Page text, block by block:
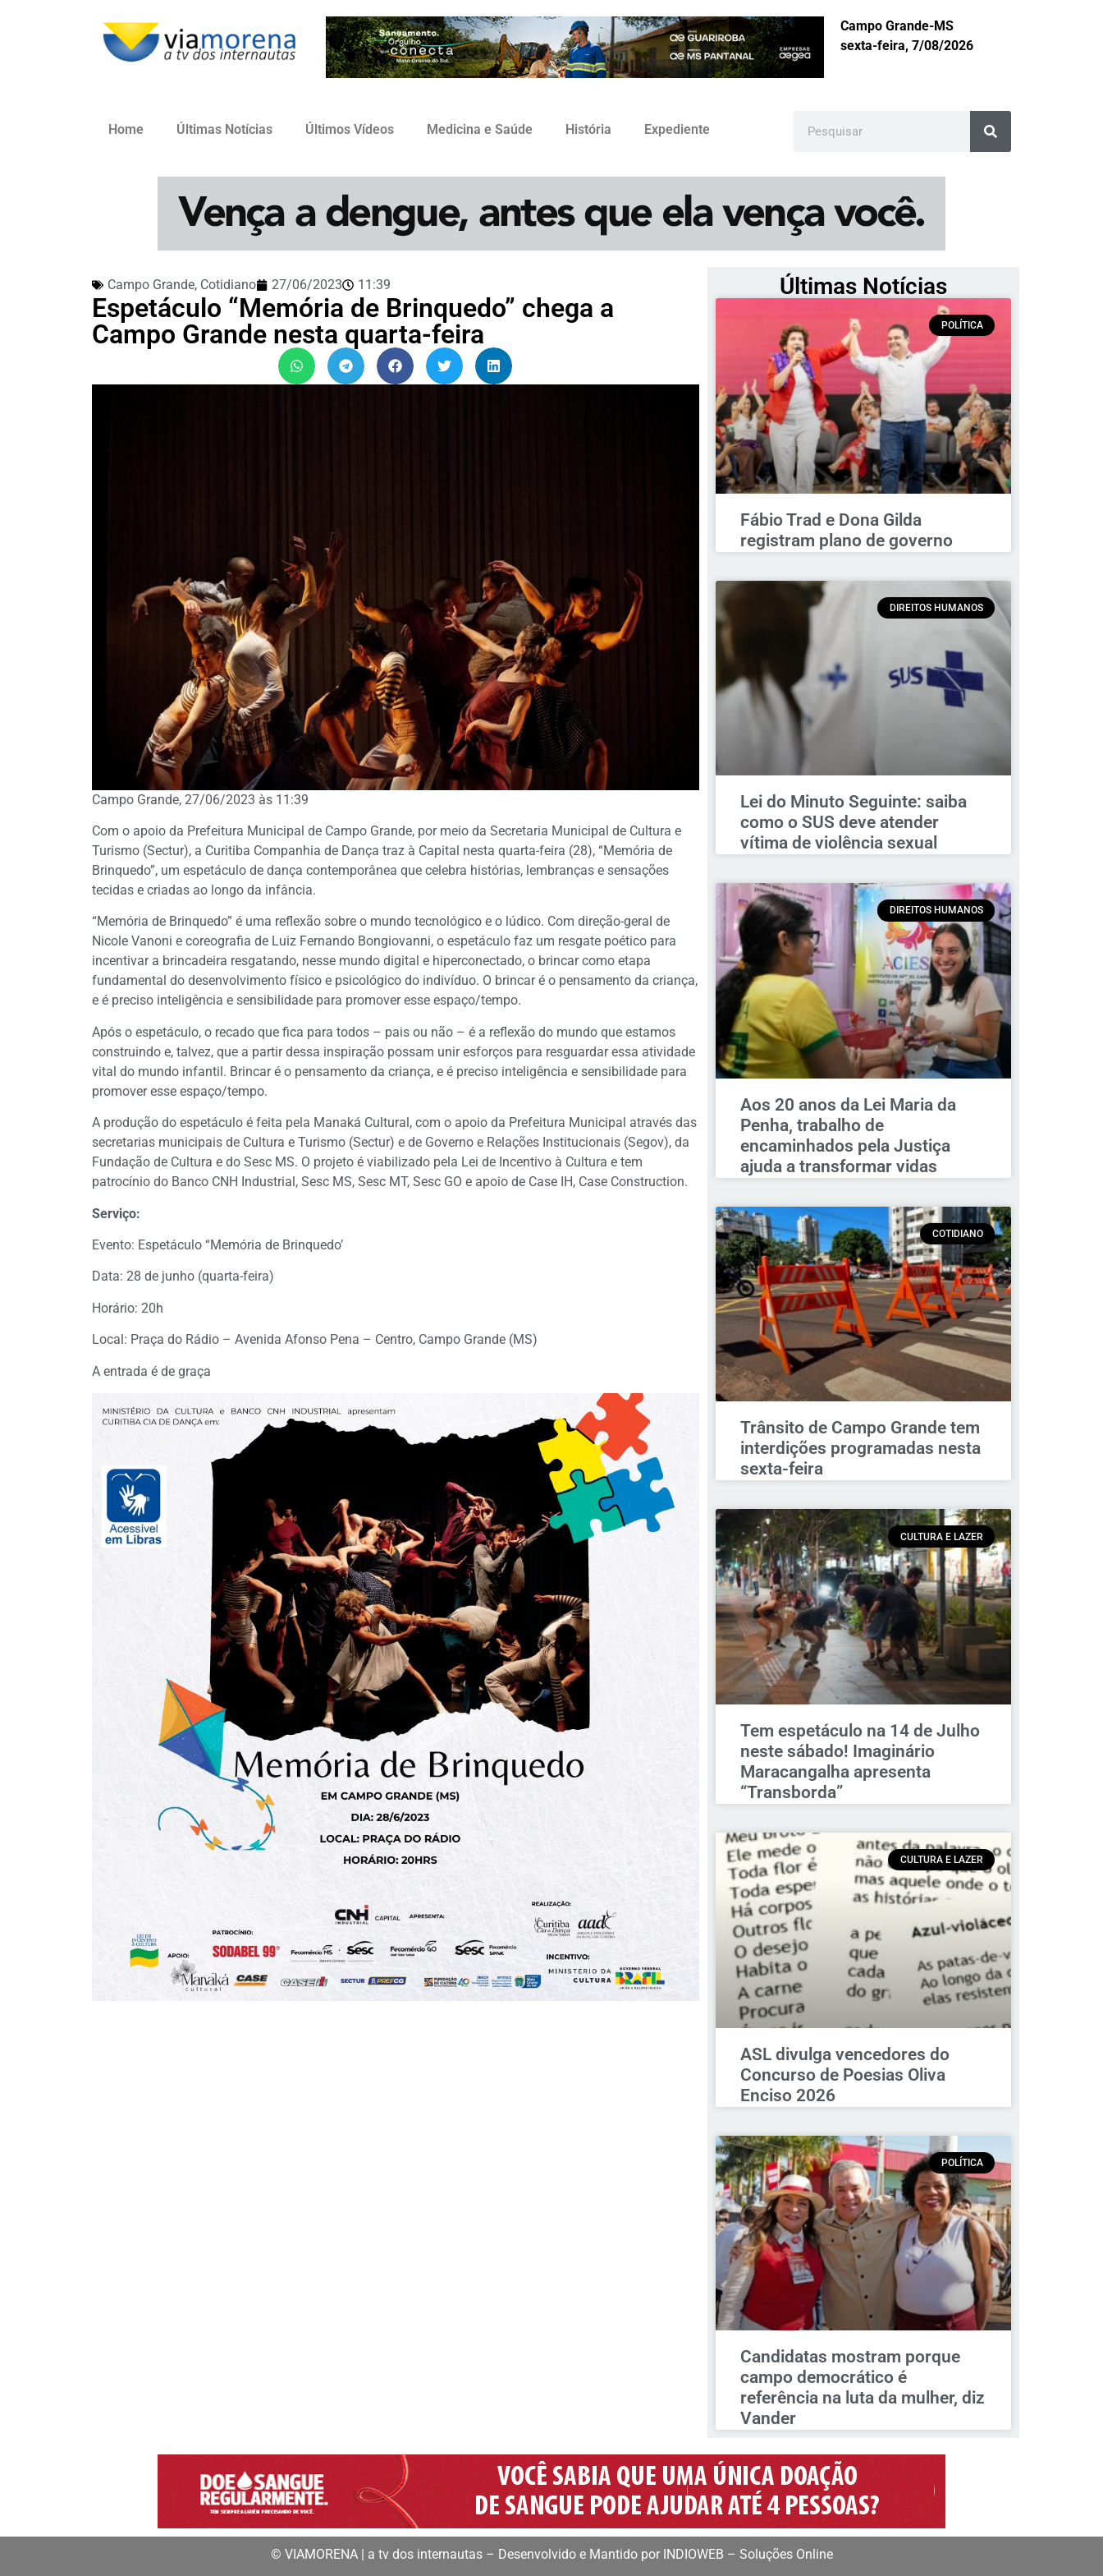
Campo Grande-MS
sexta-feira, 7/08/2026
Home Últimas Notícias Últimos Vídeos Medicina e Saúde História Expediente
Campo Grande, Cotidiano 27/06/2023 11:39
Espetáculo “Memória de Brinquedo” chega a
Campo Grande nesta quarta-feira
Campo Grande, 27/06/2023 às 11:39
Com o apoio da Prefeitura Municipal de Campo Grande, por meio da Secretaria Municipal de Cultura e
Turismo (Sectur), a Curitiba Companhia de Dança traz à Capital nesta quarta-feira (28), “Memória de
Brinquedo”, um espetáculo de dança contemporânea que celebra histórias, lembranças e sensações
tecidas e criadas ao longo da infância.
“Memória de Brinquedo” é uma reflexão sobre o mundo tecnológico e o lúdico. Com direção-geral de
Nicole Vanoni e coreografia de Luiz Fernando Bongiovanni, o espetáculo faz um resgate poético para
incentivar a brincadeira resgatando, nesse mundo digital e hiperconectado, o brincar como etapa
fundamental do desenvolvimento físico e psicológico do indivíduo. O brincar é o pensamento da criança,
e é preciso inteligência e sensibilidade para promover esse espaço/tempo.
Após o espetáculo, o recado que fica para todos – pais ou não – é a reflexão do mundo que estamos
construindo e, talvez, que a partir dessa inspiração possam unir esforços para resguardar essa atividade
vital do mundo infantil. Brincar é o pensamento da criança, e é preciso inteligência e sensibilidade para
promover esse espaço/tempo.
A produção do espetáculo é feita pela Manaká Cultural, com o apoio da Prefeitura Municipal através das
secretarias municipais de Cultura e Turismo (Sectur) e de Governo e Relações Institucionais (Segov), da
Fundação de Cultura e do Sesc MS. O projeto é viabilizado pela Lei de Incentivo à Cultura e tem
patrocínio do Banco CNH Industrial, Sesc MS, Sesc MT, Sesc GO e apoio de Case IH, Case Construction.
Serviço:
Evento: Espetáculo “Memória de Brinquedo’
Data: 28 de junho (quarta-feira)
Horário: 20h
Local: Praça do Rádio – Avenida Afonso Pena – Centro, Campo Grande (MS)
A entrada é de graça
Últimas Notícias
POLÍTICA
Fábio Trad e Dona Gilda
registram plano de governo
DIREITOS HUMANOS
Lei do Minuto Seguinte: saiba
como o SUS deve atender
vítima de violência sexual
DIREITOS HUMANOS
Aos 20 anos da Lei Maria da
Penha, trabalho de
encaminhados pela Justiça
ajuda a transformar vidas
COTIDIANO
Trânsito de Campo Grande tem
interdições programadas nesta
sexta-feira
CULTURA E LAZER
Tem espetáculo na 14 de Julho
neste sábado! Imaginário
Maracangalha apresenta
“Transborda”
CULTURA E LAZER
ASL divulga vencedores do
Concurso de Poesias Oliva
Enciso 2026
POLÍTICA
Candidatas mostram porque
campo democrático é
referência na luta da mulher, diz
Vander
© VIAMORENA | a tv dos internautas – Desenvolvido e Mantido por INDIOWEB – Soluções Online